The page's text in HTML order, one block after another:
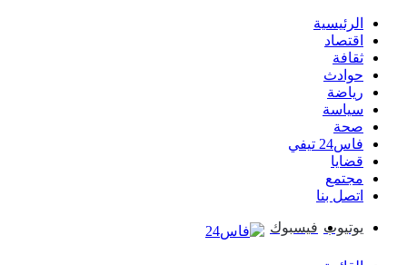
الرئيسية
اقتصاد
ثقافة
حوادث
رياضة
سياسة
صحة
فاس24 تيفي
قضايا
مجتمع
اتصل بنا
يوتيوب فيسبوك